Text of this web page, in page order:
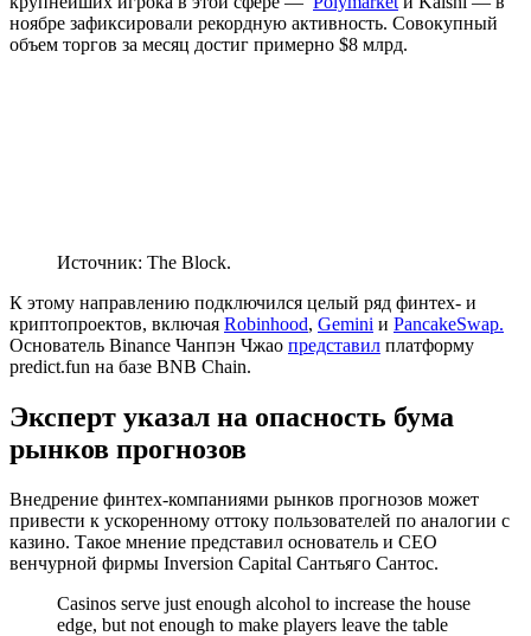
ноябре зафиксировали рекордную активность. Совокупный
объем торгов за месяц достиг примерно $8 млрд.
Источник: The Block.
К этому направлению подключился целый ряд финтех- и
криптопроектов, включая Robinhood, Gemini и PancakeSwap.
Основатель Binance Чанпэн Чжао представил платформу
predict.fun на базе BNB Chain.
Эксперт указал на опасность бума
рынков прогнозов
Внедрение финтех-компаниями рынков прогнозов может
привести к ускоренному оттоку пользователей по аналогии с
казино. Такое мнение представил основатель и CEO
венчурной фирмы Inversion Capital Сантьяго Сантос.
Casinos serve just enough alcohol to increase the house
edge, but not enough to make players leave the table